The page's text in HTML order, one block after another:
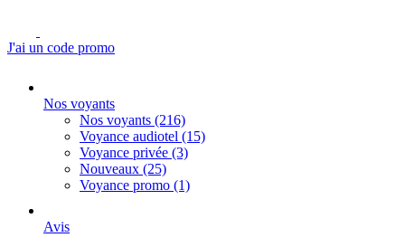
J'ai un code promo
Nos voyants
Nos voyants (216)
Voyance audiotel (15)
Voyance privée (3)
Nouveaux (25)
Voyance promo (1)
Avis